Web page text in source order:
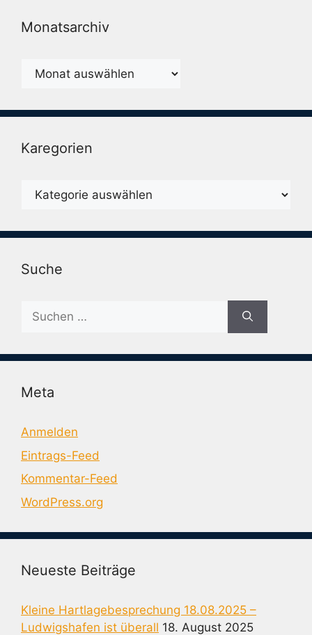
Monatsarchiv
Monatsarchiv
Karegorien
Karegorien
Suche
Suche
nach:
Meta
Anmelden
Eintrags-Feed
Kommentar-Feed
WordPress.org
Neueste Beiträge
Kleine Hartlagebesprechung 18.08.2025 –
Ludwigshafen ist überall 18. August 2025